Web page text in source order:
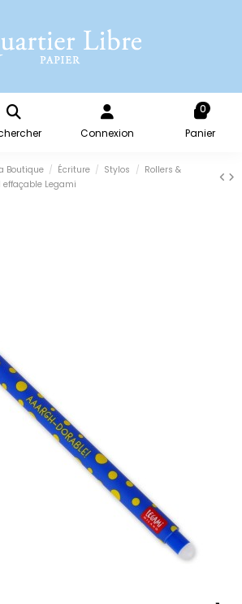
Connexion
0
Panier
Boutique Écriture Stylos
Rollers &
effaçable Legami